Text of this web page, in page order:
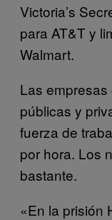
Victoria’s
para AT&T y
Walmart.
Las
públicas y
fuerza de
por hora. Los
bastante.
«En la prisión